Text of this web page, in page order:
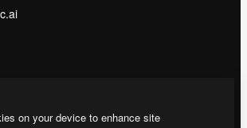
on your device to enhance site